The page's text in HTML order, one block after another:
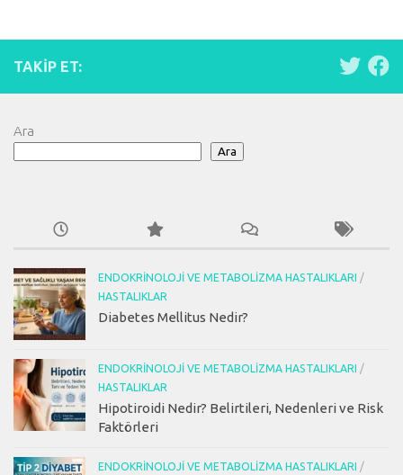
TAKIP ET:
Ara
Ara
ENDOKRINOLOJI VE METABOLIZMA HASTALIKLARI
/
HASTALIKLAR
Diabetes Mellitus Nedir?
ENDOKRINOLOJI VE METABOLIZMA HASTALIKLARI
/
HASTALIKLAR
Hipotiroidi Nedir? Belirtileri, Nedenleri ve Risk
Faktörleri
ENDOKRINOLOJI VE METABOLIZMA HASTALIKLARI
/